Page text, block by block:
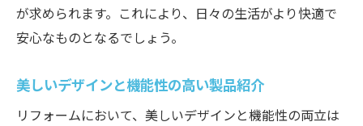
が求められます。これにより、日々の生活がより快適で
安心なものとなるでしょう。
美しいデザインと機能性の高い製品紹介
リフォームにおいて、美しいデザインと機能性の両立は